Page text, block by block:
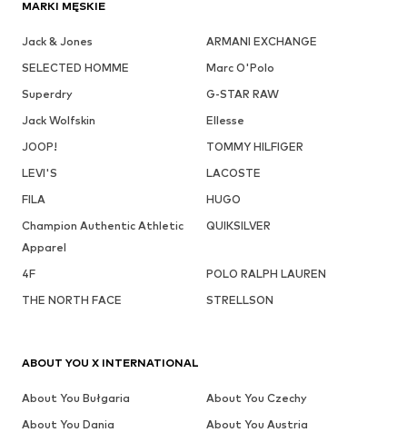
MARKI MĘSKIE
Jack & Jones
ARMANI EXCHANGE
SELECTED HOMME
Marc O'Polo
Superdry
G-STAR RAW
Jack Wolfskin
Ellesse
JOOP!
TOMMY HILFIGER
LEVI'S
LACOSTE
FILA
HUGO
Champion Authentic Athletic
Apparel
QUIKSILVER
4F
POLO RALPH LAUREN
THE NORTH FACE
STRELLSON
ABOUT YOU X INTERNATIONAL
About You Bułgaria
About You Czechy
About You Dania
About You Austria